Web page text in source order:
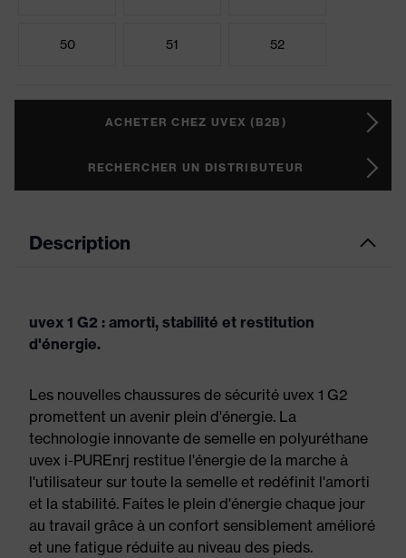
50 51 52
ACHETER CHEZ UVEX (B2B)
RECHERCHER UN DISTRIBUTEUR
Description
uvex 1 G2 : amorti, stabilité et restitution
d'énergie.
Les nouvelles chaussures de sécurité uvex 1 G2
promettent un avenir plein d'énergie. La
technologie innovante de semelle en polyuréthane
uvex i-PUREnrj restitue l'énergie de la marche à
l'utilisateur sur toute la semelle et redéfinit l'amorti
et la stabilité. Faites le plein d'énergie chaque jour
au travail grâce à un confort sensiblement amélioré
et une fatigue réduite au niveau des pieds.